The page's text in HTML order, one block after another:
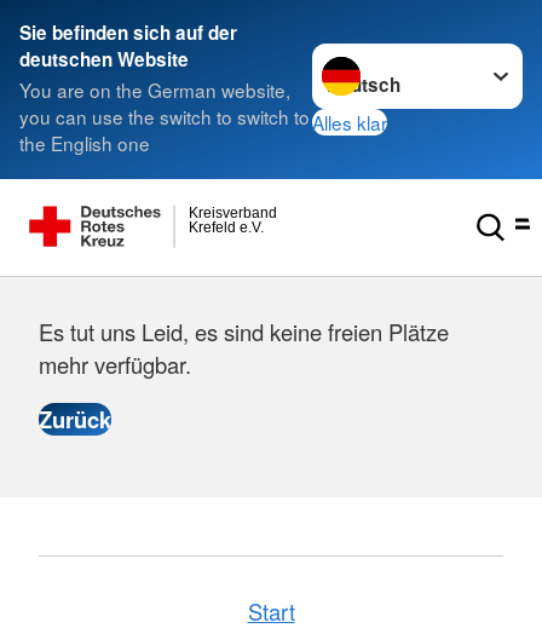
Sie befinden sich auf der
deutschen Website
You are on the German website,
you can use the switch to switch to
the English one
Sprache wechseln zu
Alles klar
Krefeld e.V.
Kreisverband
Es tut uns Leid, es sind keine freien Plätze
mehr verfügbar.
Start